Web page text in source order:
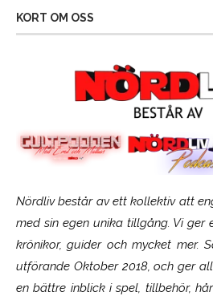
KORT OM OSS
Nördliv består av ett kollektiv att
med sin egen unika tillgång. Vi ger
krönikor, guider och mycket mer.
utförande Oktober 2018, och ger
en bättre inblick i spel, tillbehör,